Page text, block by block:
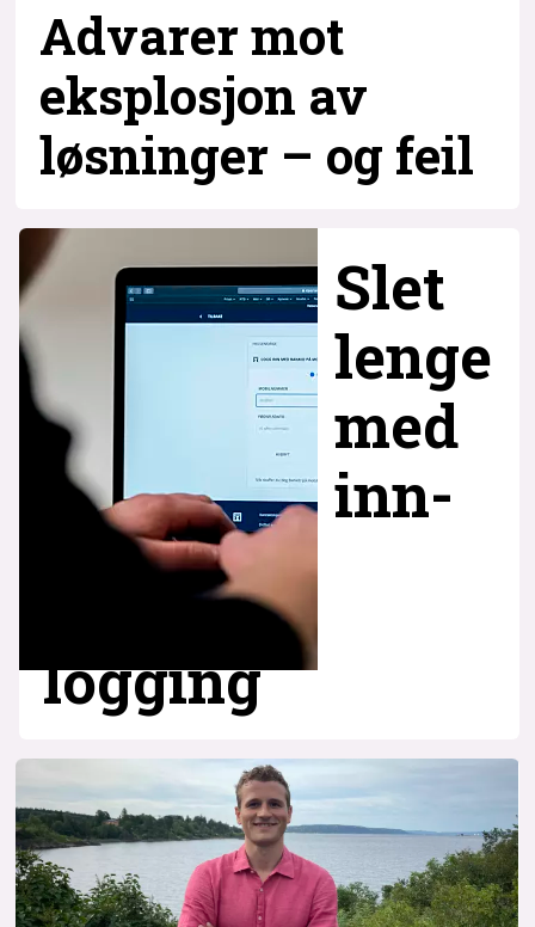
Advarer mot
eksplosjon av
løsninger – og feil
Slet
lenge
med
inn­
logging